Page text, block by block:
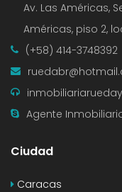
Av. Las Américas,
Américas, piso 2,
(+58) 414-3748392
Agente
Ciudad
Caracas